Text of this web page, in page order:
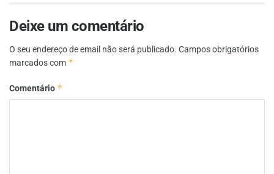
Deixe um comentário
O seu endereço de email não será publicado. Campos obrigatórios
marcados com *
Comentário *